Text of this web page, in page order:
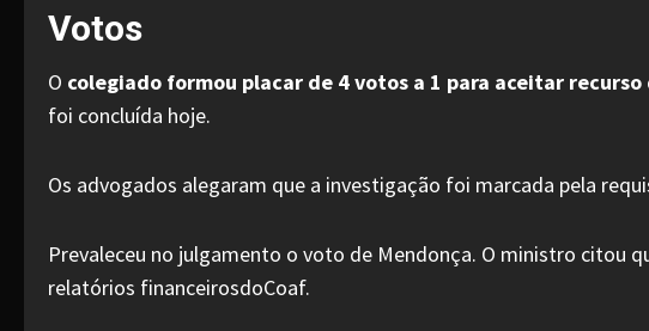
Votos
O colegiado formou placar de 4 votos a 1 para aceitar recurso
foi concluída hoje.
Os advogados alegaram que a investigação foi marcada pela
Prevaleceu no julgamento o voto de Mendonça. O ministro citou
relatórios financeirosdoCoaf.